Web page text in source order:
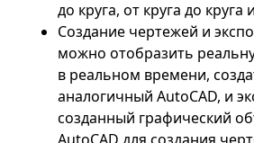
до круга, от круга до круга
Создание чертежей и
можно отобразить
в реальном времени,
аналогичный AutoCAD, и
созданный графический